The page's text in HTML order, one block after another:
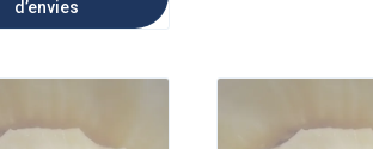
d’envies